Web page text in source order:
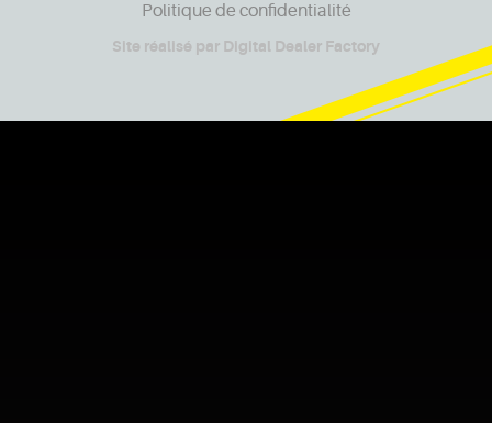
Politique de confidentialité
Site réalisé par Digital Dealer Factory